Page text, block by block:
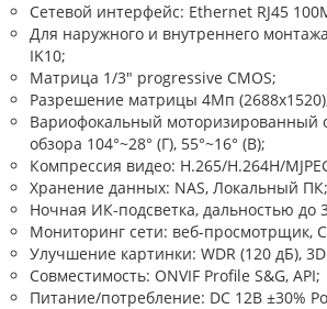
Сетевой интерфейс: Ethernet RJ45
Для наружного и внутреннего
IK10;
Матрица 1/3" progressive CMOS;
Разрешение матрицы 4Мп
Вариофокальный моторизированный
обзора 104°~28° (Г), 55°~16° (В);
Компрессия видео: H.265/H.264H/
Хранение данных: NAS, Локальный ПК;
Ночная ИК-подсветка, дальностью до
Мониторинг сети: веб-просмотрщик,
Улучшение картинки: WDR (120 дБ),
Совместимость: ONVIF Profile S&G, API;
Питание/потребление: DC 12В ±30%